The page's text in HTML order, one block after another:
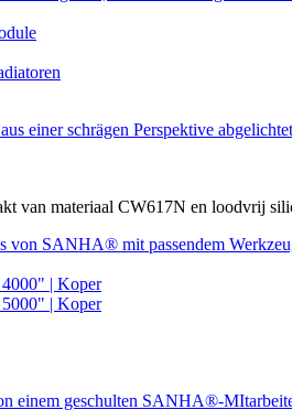
van materiaal CW617N en loodvrij
| Koper
| Koper